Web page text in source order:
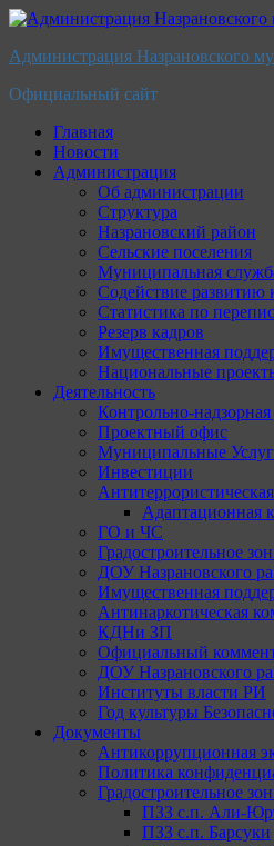
Перейти
содержимому
Администрация Назрановского
Официальный сайт
Главная
Новости
Администрация
Об администрации
Структура
Назрановский район
Сельские поселения
Муниципальная
Содействие развитию
Статистика по
Резерв кадров
Имущественная
Национальные
Деятельность
Контрольно-надзорная
Проектный офис
Муниципальные
Инвестиции
Адаптационная
ГО и ЧС
Градостроительное
ДОУ Назрановского
Имущественная
Антинаркотическая
КДНи ЗП
Официальный
ДОУ Назрановского
Институты власти РИ
Год культуры
Документы
Антикоррупционная
Политика
Градостроительное
ПЗЗ с.п. Али-
ПЗЗ с.п. Барсуки